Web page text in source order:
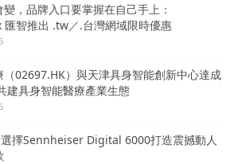
，品牌入口要掌握在自己手上：
智推出 .tw／.台灣網域限時優惠
（02697.HK）與天津具身智能創新中心達成
建具身智能醫療產業生態
擇Sennheiser Digital 6000打造震撼動人